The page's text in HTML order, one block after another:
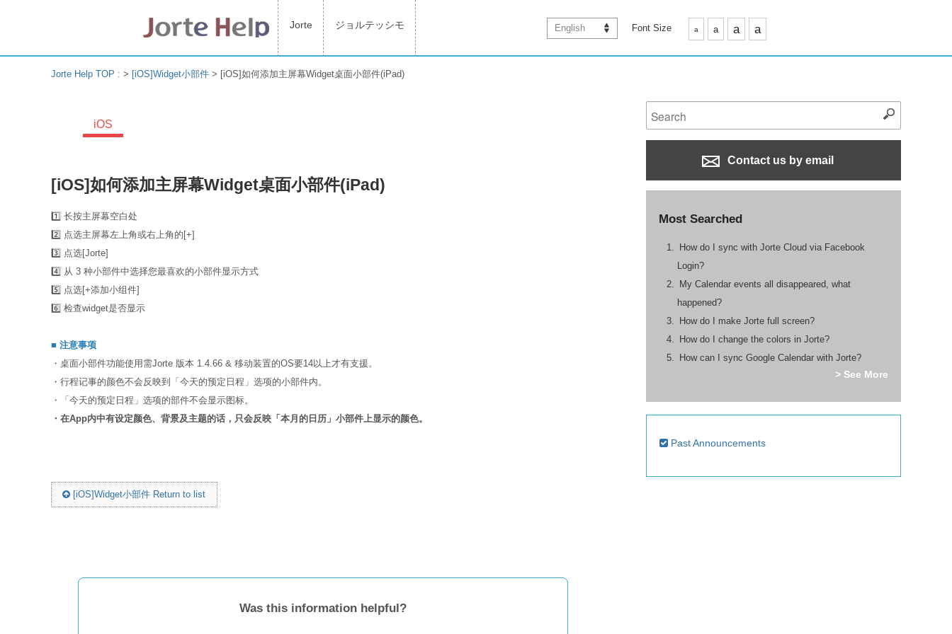
Jorte ジョルテッシモ English Font Size a a a a
Jorte Help TOP : > [iOS]Widget小部件 > [iOS]如何添加主屏幕Widget桌面小部件(iPad)
iOS
[iOS]如何添加主屏幕Widget桌面小部件(iPad)
1️⃣ 长按主屏幕空白处
2️⃣ 点选主屏幕左上角或右上角的[+]
3️⃣ 点选[Jorte]
4️⃣ 从 3 种小部件中选择您最喜欢的小部件显示方式
5️⃣ 点选[+添加小组件]
6️⃣ 检查widget是否显示
■ 注意事项
・桌面小部件功能使用需Jorte 版本 1.4.66 & 移动装置的OS要14以上才有支援。
・行程记事的颜色不会反映到「今天的预定日程」选项的小部件内。
・「今天的预定日程」选项的部件不会显示图标。
・在App内中有设定颜色、背景及主题的话，只会反映「本月的日历」小部件上显示的颜色。
[iOS]Widget小部件 Return to list
Was this information helpful?
Contact us by email
Most Searched
How do I sync with Jorte Cloud via Facebook
Login?
My Calendar events all disappeared, what
happened?
How do I make Jorte full screen?
How do I change the colors in Jorte?
How can I sync Google Calendar with Jorte?
> See More
Past Announcements